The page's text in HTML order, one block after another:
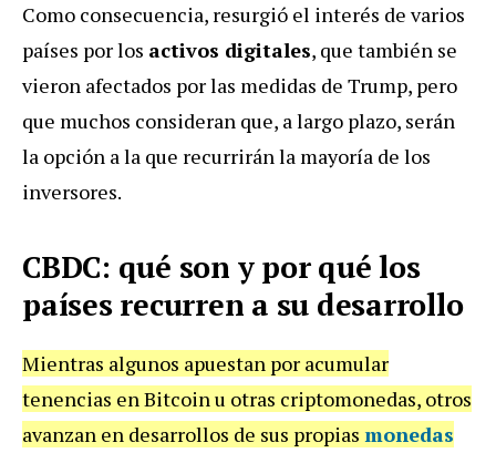
Como consecuencia, resurgió el interés de varios
países por los activos digitales, que también se
vieron afectados por las medidas de Trump, pero
que muchos consideran que, a largo plazo, serán
la opción a la que recurrirán la mayoría de los
inversores.
CBDC: qué son y por qué los
países recurren a su desarrollo
Mientras algunos apuestan por acumular
tenencias en Bitcoin u otras criptomonedas, otros
avanzan en desarrollos de sus propias monedas